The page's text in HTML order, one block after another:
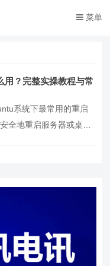
菜单
？完整实操教程与常
系统下最常用的重启
全地重启服务器或桌面